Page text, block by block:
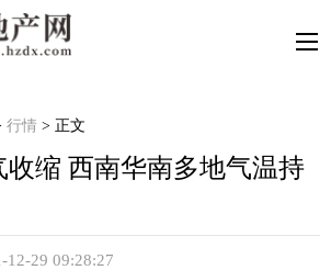
行情 > 正文
缩 西南华南多地气温持
29 09:28:27